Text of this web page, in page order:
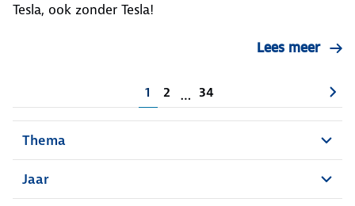
Thema
Jaar
Tesla, ook zonder Tesla!
Lees meer
1 2 … 34